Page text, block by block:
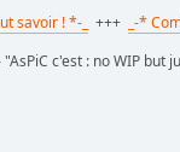
savoir ! *-_ +++
_-*
"AsPiC c'est : no WIP but